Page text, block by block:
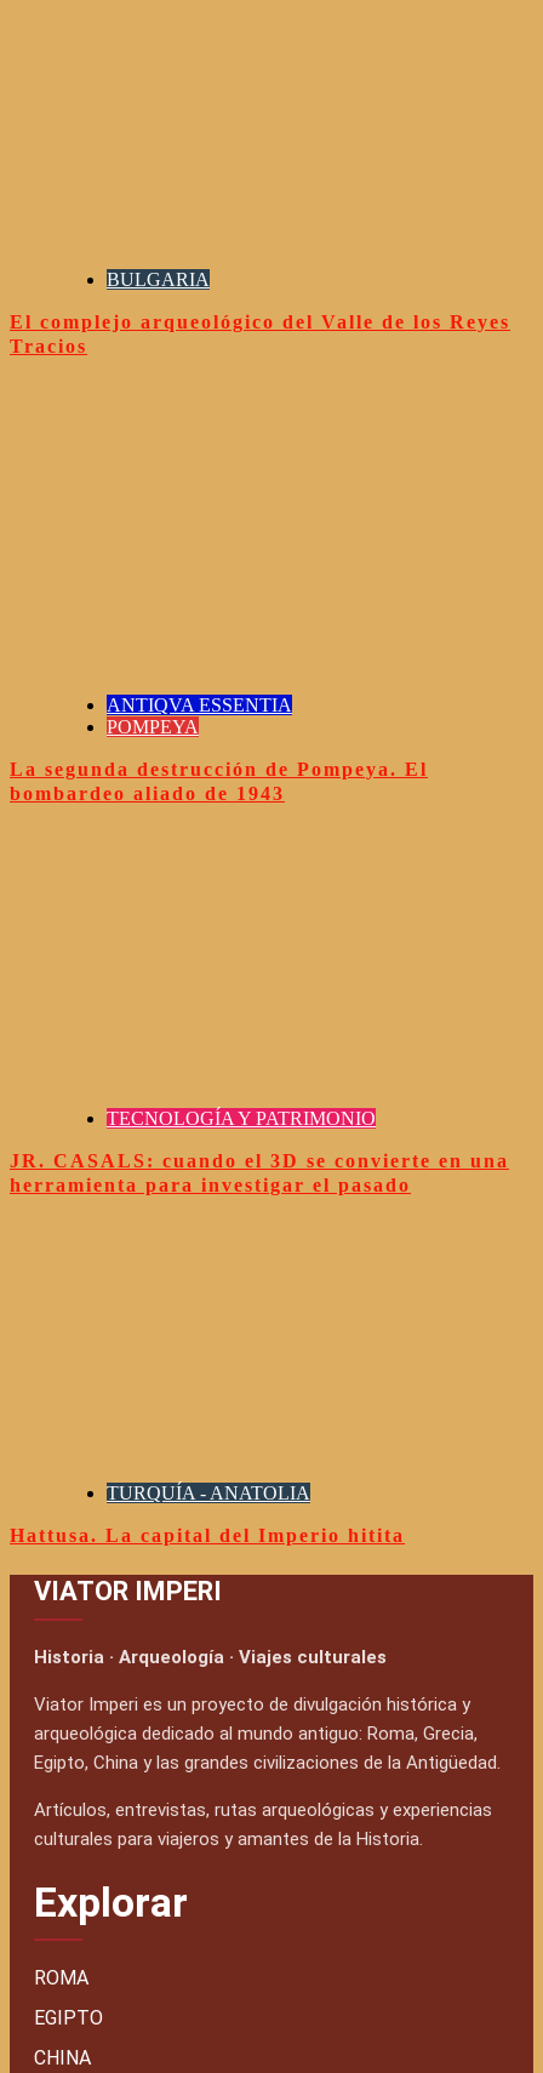
BULGARIA
El complejo arqueológico del Valle de los Reyes
Tracios
ANTIQVA ESSENTIA
POMPEYA
La segunda destrucción de Pompeya. El
bombardeo aliado de 1943
TECNOLOGÍA Y PATRIMONIO
JR. CASALS: cuando el 3D se convierte en una
herramienta para investigar el pasado
TURQUÍA - ANATOLIA
Hattusa. La capital del Imperio hitita
VIATOR IMPERI
Historia · Arqueología · Viajes culturales
Viator Imperi es un proyecto de divulgación histórica y
arqueológica dedicado al mundo antiguo: Roma, Grecia,
Egipto, China y las grandes civilizaciones de la Antigüedad.
Artículos, entrevistas, rutas arqueológicas y experiencias
culturales para viajeros y amantes de la Historia.
Explorar
ROMA
EGIPTO
CHINA